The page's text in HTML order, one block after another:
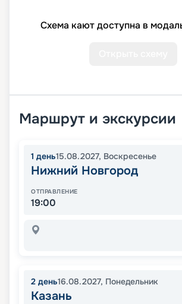
Схема кают доступна в
Маршрут и экскурсии
1 день15.08.2027, Воскресенье
Нижний Новгород
ОТПРАВЛЕНИЕ
19:00
2 день16.08.2027, Понедельник
Казань